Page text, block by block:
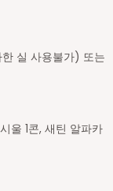
실 사용불가) 또는
울 1콘, 새틴 알파카